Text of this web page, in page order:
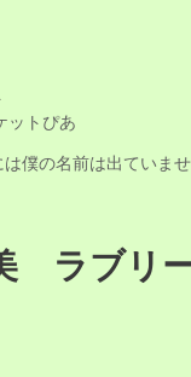
ットぴあ
僕の名前は出ていませ
ラブリ